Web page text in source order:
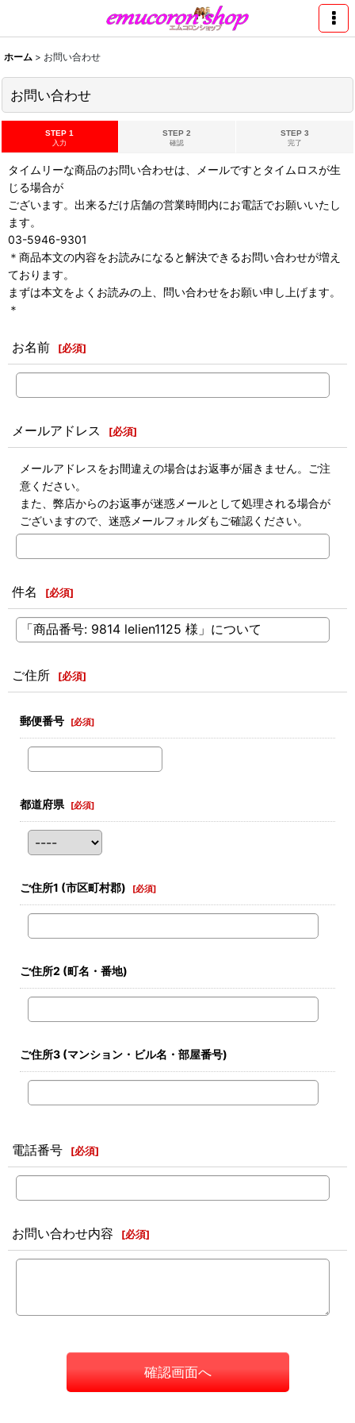
ホーム > お問い合わせ
お問い合わせ
STEP 1
入力
STEP 2
確認
STEP 3
完了
タイムリーな商品のお問い合わせは、メールですとタイムロスが生
じる場合が
ございます。出来るだけ店舗の営業時間内にお電話でお願いいたし
ます。
03-5946-9301
＊商品本文の内容をお読みになると解決できるお問い合わせが増え
ております。
まずは本文をよくお読みの上、問い合わせをお願い申し上げます。
＊
お名前 [必須]
メールアドレス [必須]
メールアドレスをお間違えの場合はお返事が届きません。ご注
意ください。
また、弊店からのお返事が迷惑メールとして処理される場合が
ございますので、迷惑メールフォルダもご確認ください。
件名 [必須]
ご住所 [必須]
郵便番号 [必須]
都道府県 [必須]
ご住所1 (市区町村郡) [必須]
ご住所2 (町名・番地)
ご住所3 (マンション・ビル名・部屋番号)
電話番号 [必須]
お問い合わせ内容 [必須]
確認画面へ